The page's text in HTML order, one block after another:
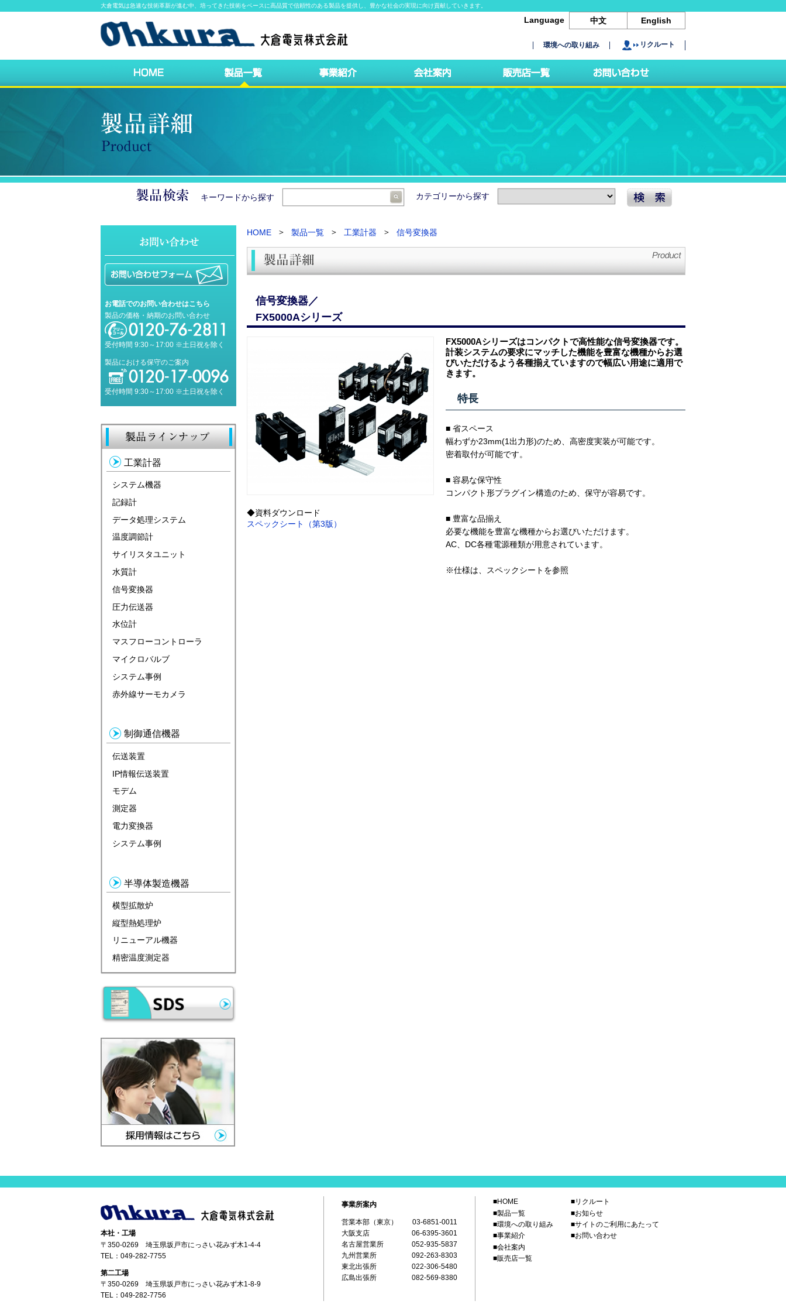
大倉電気は急速な技術革新が進む中、培ってきた技術をベースに高品質で信頼性のある製品を提供し、豊かな社会の実現に向け貢献していきます。
Language 中文 English
環境への取り組み リクルート
キーワードから探す カテゴリーから探す
HOME 製品一覧 工業計器 信号変換器
信号変換器／
FX5000Aシリーズ
◆資料ダウンロード
スペックシート（第3版）
FX5000Aシリーズはコンパクトで高性能な信号変換器です。
計装システムの要求にマッチした機能を豊富な機種からお選
びいただけるよう各種揃えていますので幅広い用途に適用で
きます。
特長
■ 省スペース
幅わずか23mm(1出力形)のため、高密度実装が可能です。
密着取付が可能です。
■ 容易な保守性
コンパクト形プラグイン構造のため、保守が容易です。
■ 豊富な品揃え
必要な機能を豊富な機種からお選びいただけます。
AC、DC各種電源種類が用意されています。
※仕様は、スペックシートを参照
お電話でのお問い合わせはこちら
製品の価格・納期のお問い合わせ
受付時間 9:30～17:00 ※土日祝を除く
製品における保守のご案内
受付時間 9:30～17:00 ※土日祝を除く
工業計器
システム機器
記録計
データ処理システム
温度調節計
サイリスタユニット
水質計
信号変換器
圧力伝送器
水位計
マスフローコントローラ
マイクロバルブ
システム事例
赤外線サーモカメラ
制御通信機器
伝送装置
IP情報伝送装置
モデム
測定器
電力変換器
システム事例
半導体製造機器
横型拡散炉
縦型熱処理炉
リニューアル機器
精密温度測定器
本社・工場
〒350-0269 埼玉県坂戸市にっさい花みず木1-4-4
TEL： 049-282-7755
第二工場
〒350-0269 埼玉県坂戸市にっさい花みず木1-8-9
TEL： 049-282-7756
事業所案内
営業本部（東京）
03-6851-0011
大阪支店
06-6395-3601
名古屋営業所
052-935-5837
九州営業所
092-263-8303
東北出張所
022-306-5480
広島出張所
082-569-8380
■HOME
■製品一覧
■環境への取り組み
■事業紹介
■会社案内
■販売店一覧
■リクルート
■お知らせ
■サイトのご利用にあたって
■お問い合わせ